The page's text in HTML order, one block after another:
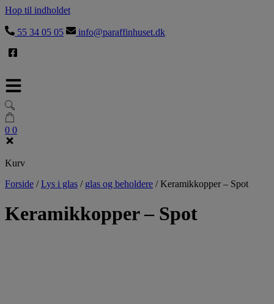
Hop til indholdet
55 34 05 05 info@paraffinhuset.dk
0 0
Kurv
Forside /Lys i glas / glas og beholdere /Keramikkopper – Spot
Keramikkopper – Spot